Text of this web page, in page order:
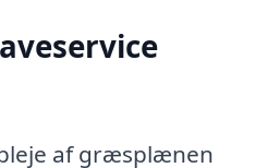
af græsplænen